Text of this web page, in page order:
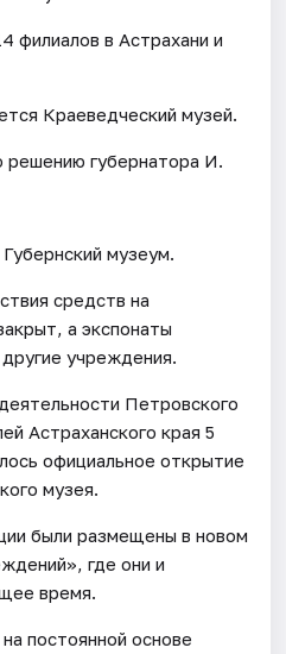
филиалов в Астрахани и
Краеведческий музей.
решению губернатора И.
музеум.
средств на
а экспонаты
учреждения.
Петровского
Астраханского края 5
официальное открытие
музея.
были размещены в новом
где они и
время.
постоянной основе